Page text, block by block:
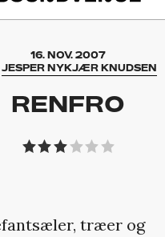
16. NOV. 2007
JESPER NYKJÆR KNUDSEN
RENFRO
træer og